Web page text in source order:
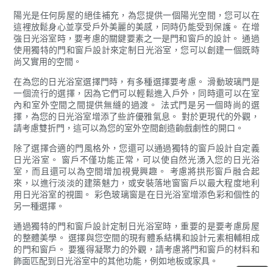
陽光是任何房屋的絕佳補充，為您提供一個陽光空間，您可以在
這裡放鬆身心並享受戶外美麗的美感，同時仍能受到保護。 在增
強日光浴室時，要考慮的關鍵要素之一是門和窗戶的設計。 通過
使用獨特的門和窗戶設計來定制日光浴室，您可以創建一個既時
尚又實用的空間。
在為您的日光浴室選擇門時，有多種選擇要考慮。 滑動玻璃門是
一個流行的選擇，因為它們可以輕鬆進入戶外，同時還可以在室
內和室外空間之間提供無縫的過渡。 法式門是另一個時尚的選
擇，為您的日光浴室增添了些許優雅氣息。 對於更現代的外觀，
請考慮雙折門，這可以為您的室外空間創造齣戲劇性的開口。
除了選擇合適的門風格外，您還可以通過獨特的窗戶設計自定義
日光浴室。 窗戶不僅功能正常，可以使自然光湧入您的日光浴
室，而且還可以為空間增加視覺興趣。 考慮將拱形窗戶融合起
來，以進行淡淡的建築魅力，或安裝落地窗窗戶以最大程度地利
用日光浴室的視圖。 彩色玻璃窗是在日光浴室增添色彩和個性的
另一種選擇。
通過獨特的門和窗戶設計定制日光浴室時，重要的是要考慮房屋
的整體美學。 選擇與您空間的現有體系結構和設計元素相輔相成
的門和窗戶。 要獲得凝聚力的外觀，請考慮將門和窗戶的材料和
飾面匹配到日光浴室中的其他功能，例如地板或家具。